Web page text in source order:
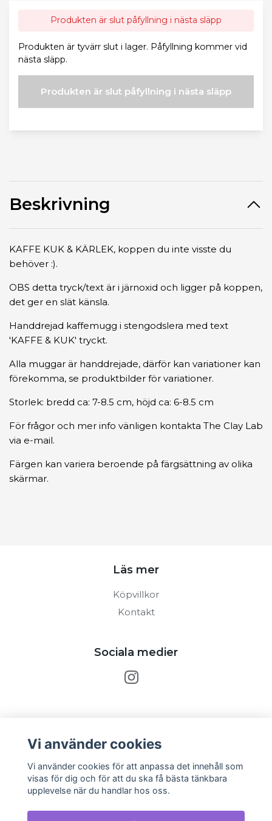
Produkten är slut påfyllning i nästa släpp
Produkten är tyvärr slut i lager. Påfyllning kommer vid
nästa släpp.
Produkten är slut påfyllning i nästa släpp
Beskrivning
KAFFE KUK & KÄRLEK, koppen du inte visste du
behöver :).
OBS detta tryck/text är i järnoxid och ligger på koppen,
det ger en slät känsla.
Handdrejad kaffemugg i stengodslera med text
'KAFFE & KUK' tryckt.
Alla muggar är handdrejade, därför kan variationer kan
förekomma, se produktbilder för variationer.
Storlek: bredd ca: 7-8.5 cm, höjd ca: 6-8.5 cm
För frågor och mer info vänligen kontakta The Clay Lab
via e-mail.
Färgen kan variera beroende på färgsättning av olika
skärmar.
Läs mer
Köpvillkor
Kontakt
Sociala medier
Vi använder cookies
Vi använder cookies för att anpassa det innehåll som
visas för dig och för att du ska få bästa tänkbara
upplevelse när du handlar hos oss.